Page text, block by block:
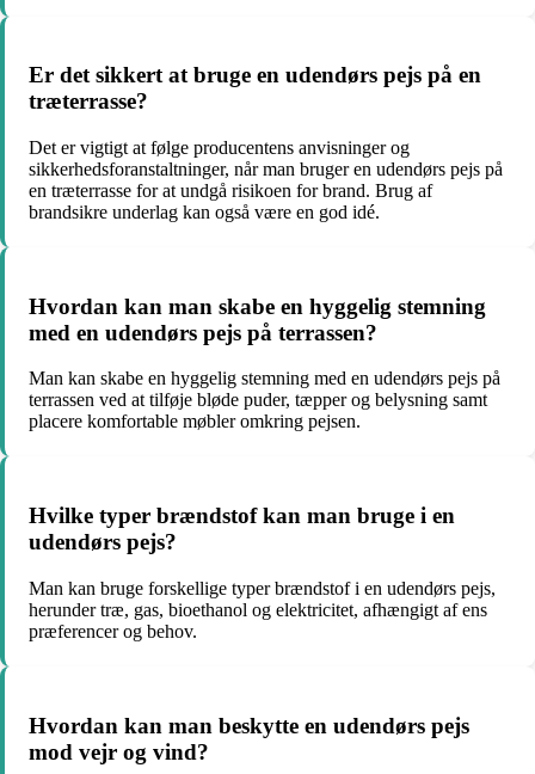
Er det sikkert at bruge en udendørs pejs på en
træterrasse?
Det er vigtigt at følge producentens anvisninger og
sikkerhedsforanstaltninger, når man bruger en udendørs pejs på
en træterrasse for at undgå risikoen for brand. Brug af
brandsikre underlag kan også være en god idé.
Hvordan kan man skabe en hyggelig stemning
med en udendørs pejs på terrassen?
Man kan skabe en hyggelig stemning med en udendørs pejs på
terrassen ved at tilføje bløde puder, tæpper og belysning samt
placere komfortable møbler omkring pejsen.
Hvilke typer brændstof kan man bruge i en
udendørs pejs?
Man kan bruge forskellige typer brændstof i en udendørs pejs,
herunder træ, gas, bioethanol og elektricitet, afhængigt af ens
præferencer og behov.
Hvordan kan man beskytte en udendørs pejs
mod vejr og vind?